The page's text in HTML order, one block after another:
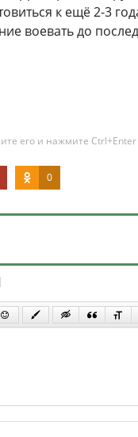
к ещё 2-3
воевать до
его и нажмите Ctrl+Enter
0